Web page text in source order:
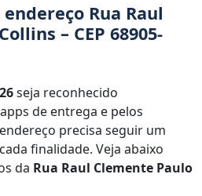
Rua Raul
– CEP 68905-
seja reconhecido
de entrega e pelos
precisa seguir um
finalidade. Veja abaixo
da Rua Raul Clemente Paulo